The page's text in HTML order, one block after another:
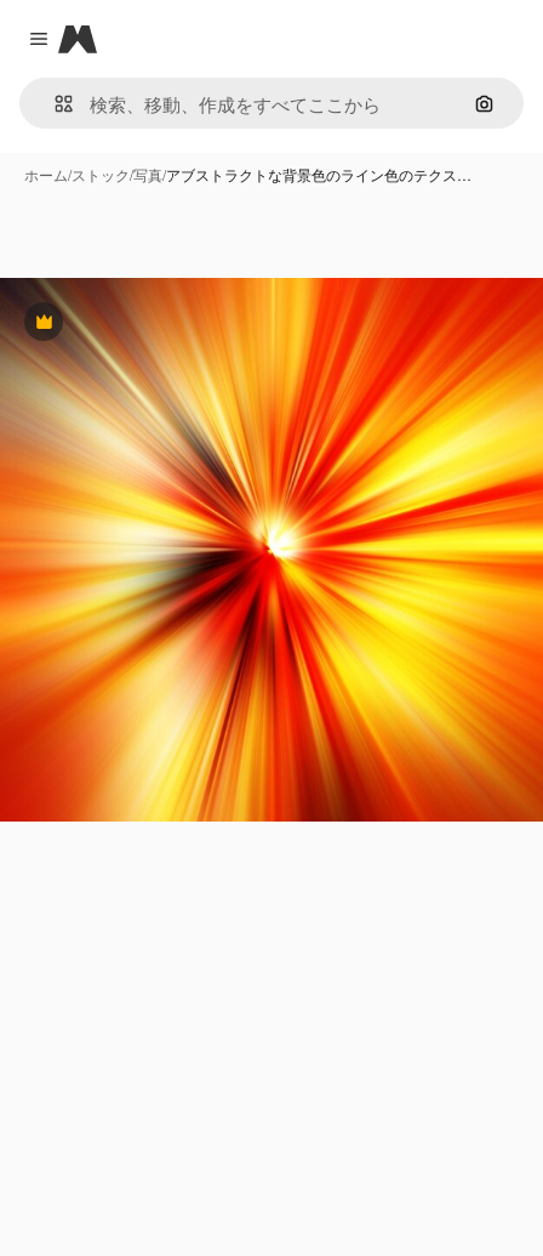
Close menu
Magnific
画像で
ホーム/ストック/写真/アブストラクトな背景色のライン色のテクス…
Premium